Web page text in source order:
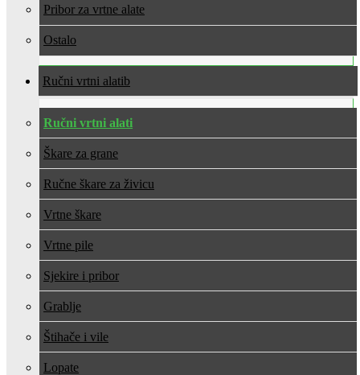
Pribor za vrtne alate
Ostalo
Ručni vrtni alati
Ručni vrtni alati
Škare za grane
Ručne škare za živicu
Vrtne škare
Vrtne pile
Sjekire i pribor
Grablje
Štihače i vile
Lopate